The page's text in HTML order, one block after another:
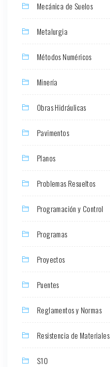
Mecánica de Suelos
Metalurgia
Métodos Numéricos
Minería
Obras Hidráulicas
Pavimentos
Planos
Problemas Resueltos
Programación y Control
Programas
Proyectos
Puentes
Reglamentos y Normas
Resistencia de Materiales
S10